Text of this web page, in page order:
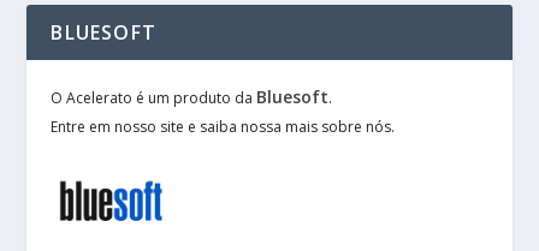
BLUESOFT
O Acelerato é um produto da Bluesoft.
Entre em nosso site e saiba nossa mais sobre nós.